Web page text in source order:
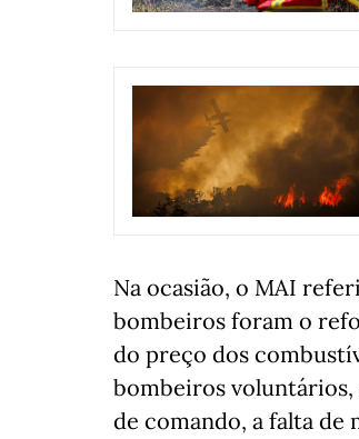
Na ocasião, o MAI
bombeiros foram o
do preço dos
bombeiros voluntários,
de comando, a falta de